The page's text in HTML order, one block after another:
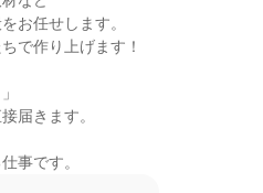
お任せします。
で作り上げます！
届きます。
事です。